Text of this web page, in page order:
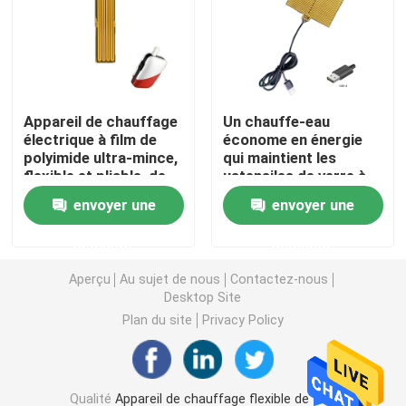
Film de chauffage de Polyimide
Polyimide Heater Element
Appareils de chauffage faits sur commande de
Appareil de chauffage flexible fait sur commande
Film de chauffage électrique
Appareil de chauffage
électrique à film de
polyimide ultra-mince,
flexible et pliable, de
9*37 mm
envoyer une
Un chauffe-eau
économe en énergie
qui maintient les
ustensiles de verre à
30 degrés Celsius.
envoyer une
Aperçu Au sujet de nous
Contactez-nous
Desktop Site
Plan du site
Privacy Policy
QualitéAppareil de chauffage flexible de film